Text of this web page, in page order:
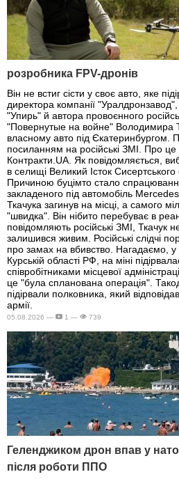
розробника FPV-дронів
Він не встиг сісти у своє авто, яке
директора компанії
"Упирь" й автора провоєнного
"Повернутые на войне" Володимира
власному авто під Єкатеринбургом.
посиланням на російські ЗМІ. Про
Контракти.UA. Як повідомляється,
в селищі Великий Істок Сисертського
Причиною буцімто стало
закладеного під автомобіль
Ткачука загинув на місці, а самого
"швидка". Він нібито перебуває в
повідомляють російські ЗМІ, Ткачук
залишився живим. Російські слідчі
про замах на вбивство. Нагадаємо, у
Курській області РФ, на міні
співробітниками місцевої
це "була спланована операція".
підірвали полковника, який
армії.
05.08.2026 — 1 — 739
Геленджиком дрон впав у
після роботи ППО